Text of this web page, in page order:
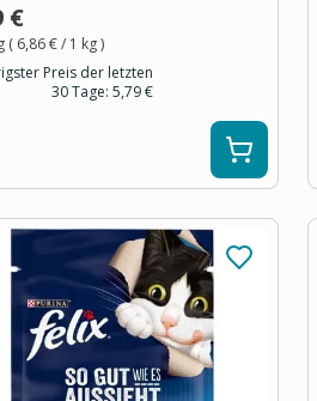
€
( 6,86 €/ 1 kg)
Preis der letzten
30 Tage: 5,79 €